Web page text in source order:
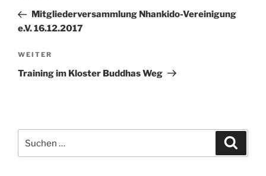
Beitrag
Mitgliederversammlung Nhankido-Vereinigung
e.V. 16.12.2017
Nächster
Beitrag
WEITER
Training im Kloster Buddhas Weg
nach: